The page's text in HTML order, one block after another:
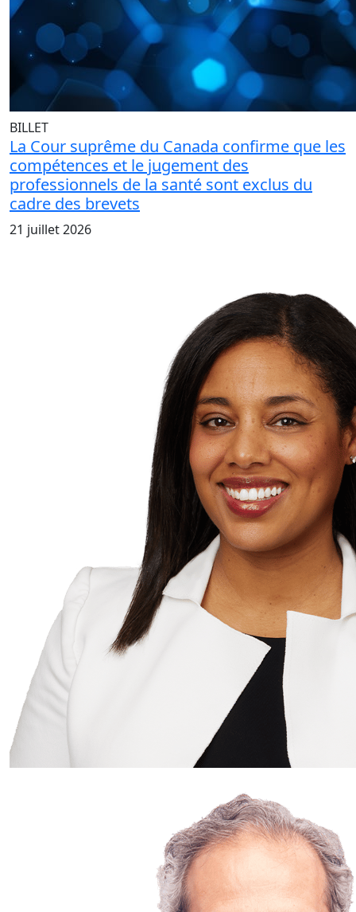
BILLET
La Cour suprême du Canada confirme que les
compétences et le jugement des
professionnels de la santé sont exclus du
cadre des brevets
21 juillet 2026